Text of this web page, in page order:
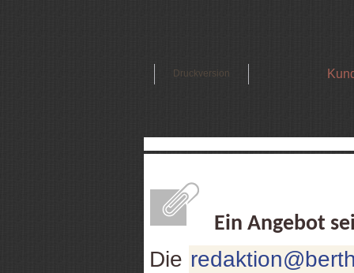
Druckversion
Ein Angebot
Die